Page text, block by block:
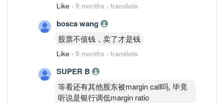
Like · 9 months · translate
bosca wang
股票不值钱，卖了才是钱
Like · 9 months · translate
SUPER B
等看还有其他股东被margin call吗, 毕竟
听说是银行调低margin ratio